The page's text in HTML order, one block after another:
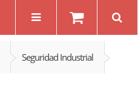
Seguridad Industrial